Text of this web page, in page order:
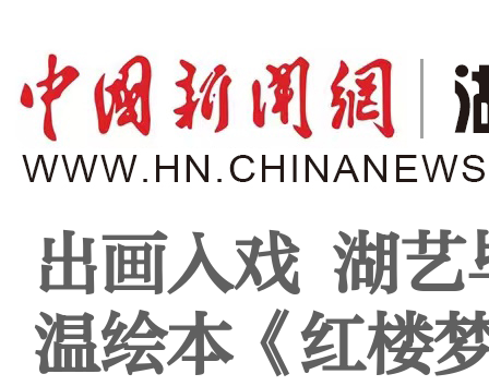
出画入戏 湖
温绘本《红楼